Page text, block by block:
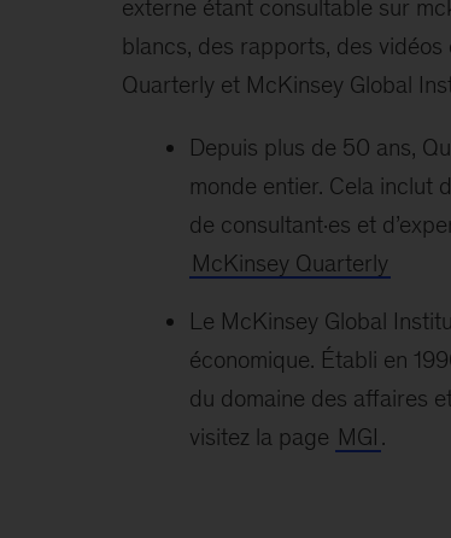
externe étant consultable sur
blancs, des rapports, des
Quarterly et McKinsey Global
Depuis plus de 50 ans,
monde entier. Cela inclut
de consultant·es et
McKinsey Quarterly
Le McKinsey Global
économique. Établi en
du domaine des affaires
visitez la page MGI .